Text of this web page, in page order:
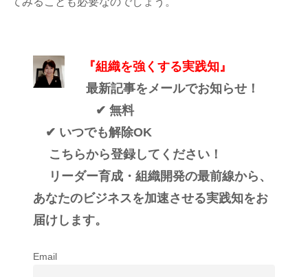
『組織を強くする実践知』
最新記事をメールでお知らせ！
✔ 無料
✔ いつでも解除OK
こちらから登録してください！
リーダー育成・組織開発の最前線から、
あなたのビジネスを加速させる実践知をお
届けします。
Email